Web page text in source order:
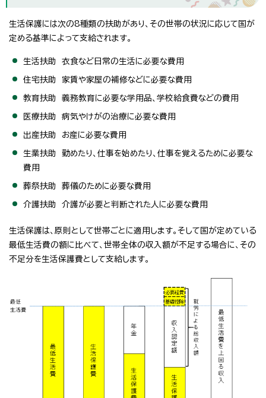
生活保護には次の8種類の扶助があり、その世帯の状況に応じて国が
定める基準によって支給されます。
生活扶助 衣食など日常の生活に必要な費用
住宅扶助 家賃や家屋の補修などに必要な費用
教育扶助 義務教育に必要な学用品、学校給食費などの費用
医療扶助 病気やけがの治療に必要な費用
出産扶助 お産に必要な費用
生業扶助 勤めたり、仕事を始めたり、仕事を覚えるために必要な
費用
葬祭扶助 葬儀のために必要な費用
介護扶助 介護が必要と判断された人に必要な費用
生活保護は、原則として世帯ごとに適用します。そして国が定めている
最低生活費の額に比べて、世帯全体の収入額が不足する場合に、その
不足分を生活保護費として支給します。